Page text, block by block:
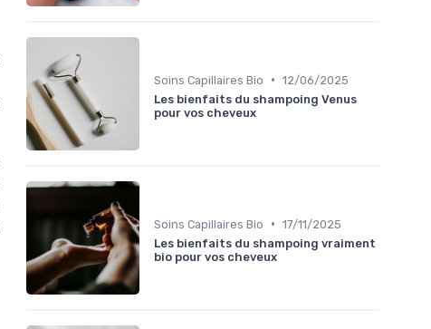
Soins Capillaires Bio • 12/06/2025
Les bienfaits du shampoing Venus
pour vos cheveux
Soins Capillaires Bio • 17/11/2025
Les bienfaits du shampoing vraiment
bio pour vos cheveux